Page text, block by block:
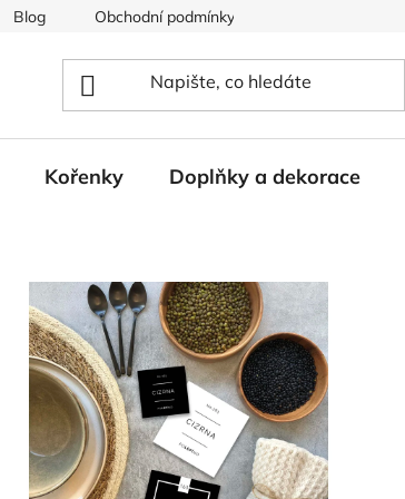
Blog Obchodní podmínky
Kořenky Doplňky a dekorace